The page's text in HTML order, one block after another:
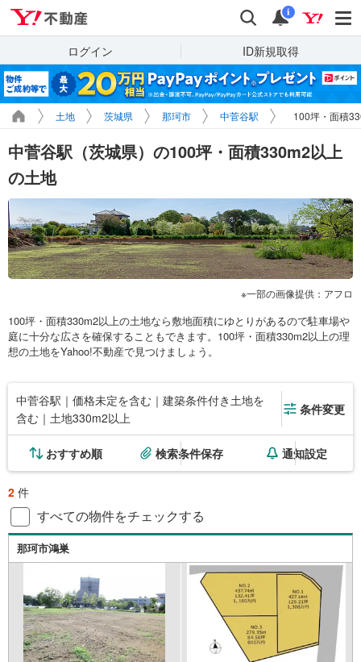
検索 通知
i
ログイン ID新規取得
土地 茨城県 那珂市 中菅谷駅 100坪・面積
中菅谷駅（茨城県）の100坪・面積330m2以上
の土地
一部の画像提供：アフロ
100坪・面積330m2以上の土地なら敷地面積にゆとりがあるので駐車場や
庭に十分な広さを確保することもできます。100坪・面積330m2以上の理
想の土地をYahoo!不動産で見つけましょう。
中菅谷駅｜価格未定を含む｜建築条件付き土地を
含む｜土地330m2以上
条件変更
おすすめ順 検索条件保存 通知設定
2 件
すべての物件をチェックする
那珂市鴻巣